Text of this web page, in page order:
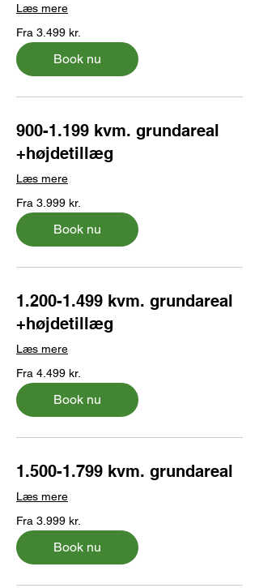
Læs mere
Fra
3.499
danske
kroner
Fra 3.499 kr.
Book nu
900-1.199 kvm. grundareal
+højdetillæg
Læs mere
Fra
3.999
danske
kroner
Fra 3.999 kr.
Book nu
1.200-1.499 kvm. grundareal
+højdetillæg
Læs mere
Fra
4.499
danske
kroner
Fra 4.499 kr.
Book nu
1.500-1.799 kvm. grundareal
Læs mere
Fra
3.999
danske
kroner
Fra 3.999 kr.
Book nu